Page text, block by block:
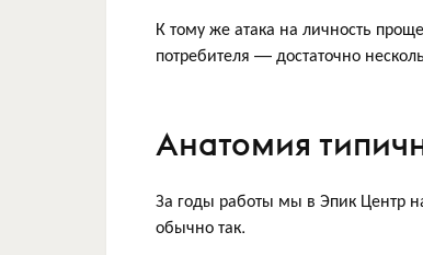
К тому же атака на личность
потребителя — достаточно
Анатомия
За годы работы мы в Эпик Центр
обычно так.